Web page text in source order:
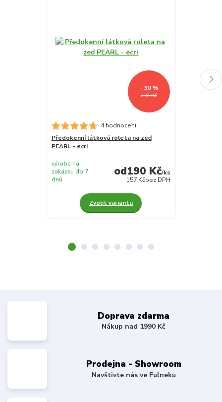
272 Kč
- 30 %
4 hodnocení
Předokenní látková roleta na zeď
PEARL - ecri
190 Kč/ks
157 Kčbez DPH
výroba na
zakázku do 7
dnů
Zvolit variantu
Doprava zdarma
Nákup nad 1990 Kč
Prodejna - Showroom
Navštivte nás ve Fulneku